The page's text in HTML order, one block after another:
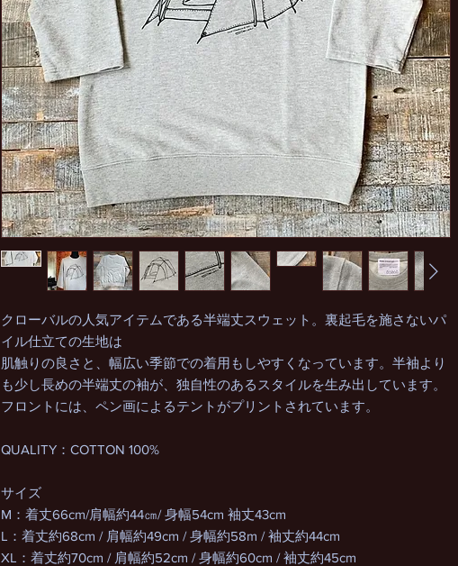
クローバルの人気アイテムである半端丈スウェット。裏起毛を施さないパ
イル仕立ての生地は
肌触りの良さと、幅広い季節での着用もしやすくなっています。半袖より
も少し長めの半端丈の袖が、独自性のあるスタイルを生み出しています。
フロントには、ペン画によるテントがプリントされています。
QUALITY：COTTON 100%
サイズ
M：着丈66cm/肩幅約44㎝/ 身幅54cm 袖丈43cm
L：着丈約68cm / 肩幅約49cm / 身幅約58m / 袖丈約44cm
XL：着丈約70cm / 肩幅約52cm / 身幅約60cm / 袖丈約45cm